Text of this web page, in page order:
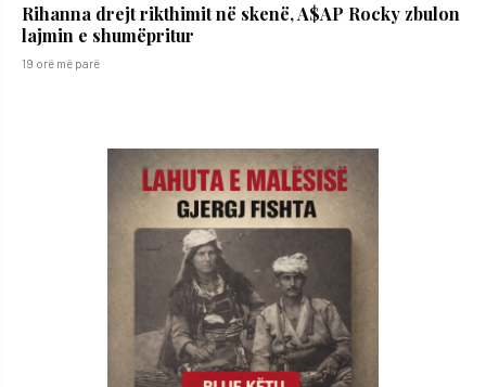
Rihanna drejt rikthimit në skenë, A$AP Rocky zbulon
lajmin e shumëpritur
19 orë më parë